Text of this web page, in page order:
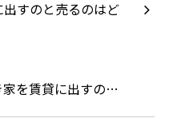
を賃貸に出すの…